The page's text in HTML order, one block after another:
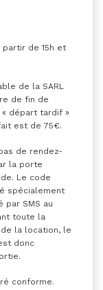
de 15h et
de la SARL
de fin de
départ tardif »
est de 75€.
de rendez-
la porte
Le code
spécialement
par SMS au
toute la
la location, le
donc
conforme.